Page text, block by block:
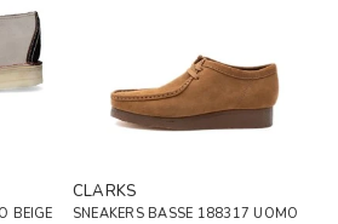
BEIGE
CLARKS
SNEAKERS BASSE 188317 UOMO